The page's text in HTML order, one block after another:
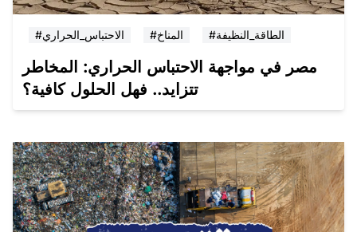
#الاحتباس_الحراري #المناخ #الطاقة_النظيفة
مصر في مواجهة الاحتباس الحراري: المخاطر
تتزايد.. فهل الحلول كافية؟